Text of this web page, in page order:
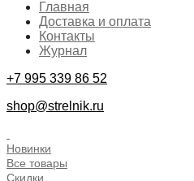
Главная
Доставка и оплата
Контакты
Журнал
+7 995 339 86 52
shop@strelnik.ru
Новинки
Все товары
Скидки